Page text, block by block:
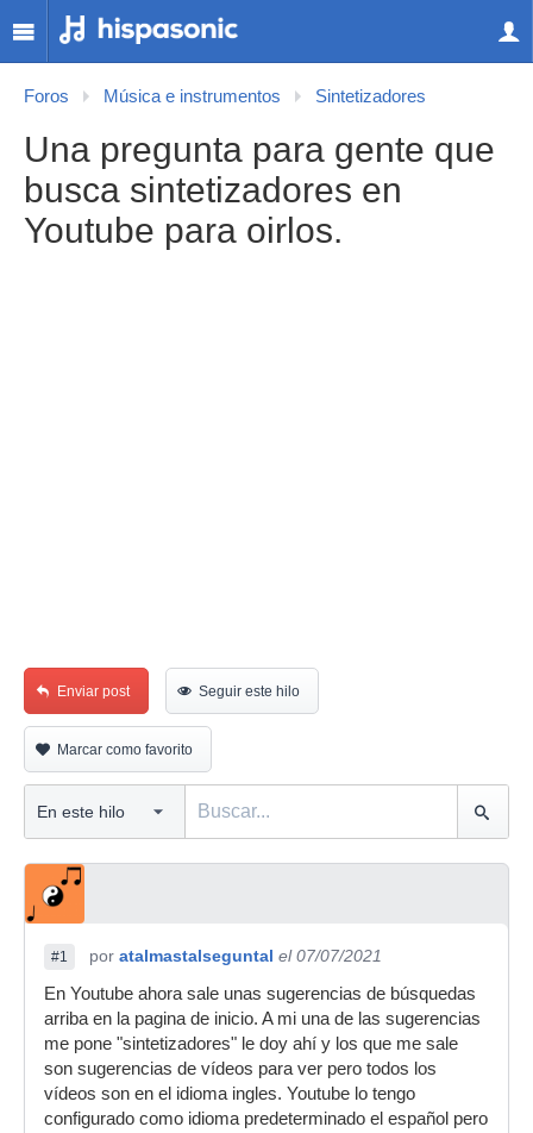
Foros Música e instrumentos Sintetizadores
Una pregunta para gente que
busca sintetizadores en
Youtube para oirlos.
Enviar post Seguir este hilo
Marcar como favorito
#1 por atalmastalseguntal el 07/07/2021
En Youtube ahora sale unas sugerencias de búsquedas
arriba en la pagina de inicio. A mi una de las sugerencias
me pone "sintetizadores" le doy ahí y los que me sale
son sugerencias de vídeos para ver pero todos los
vídeos son en el idioma ingles. Youtube lo tengo
configurado como idioma predeterminado el español pero